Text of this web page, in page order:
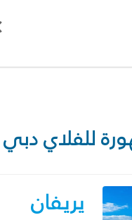
للفلاي
يريفان